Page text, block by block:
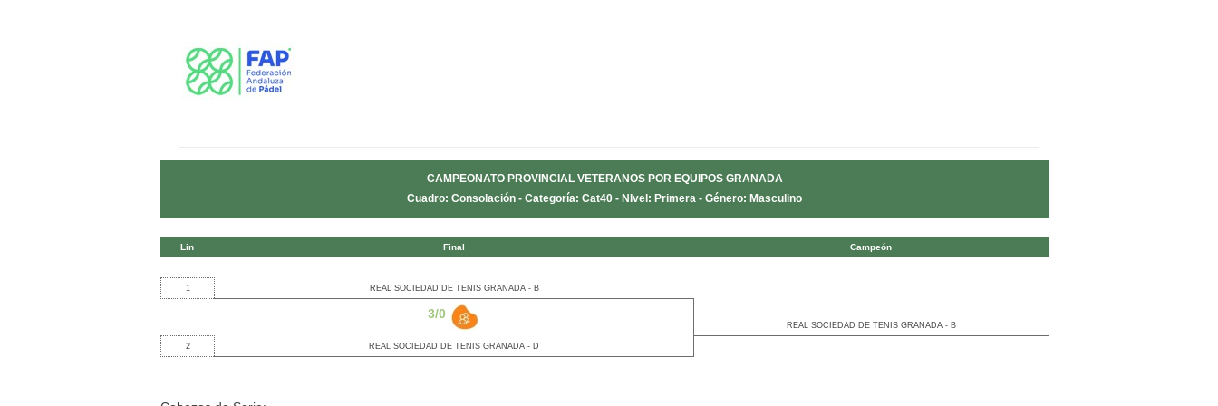
CAMPEONATO PROVINCIAL VETERANOS POR EQUIPOS GRANADA
Cuadro: Consolación - Categoría: Cat40 - NIvel: Primera - Género: Masculino
Lin Final Campeón
1 REAL SOCIEDAD DE TENIS GRANADA - B
3/0
REAL SOCIEDAD DE TENIS GRANADA - B
2 REAL SOCIEDAD DE TENIS GRANADA - D